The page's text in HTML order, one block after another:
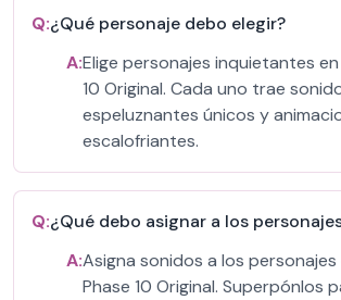
Q:¿Qué personaje debo elegir?
A:Elige personajes inquietantes
10 Original. Cada uno trae
espeluznantes únicos y
escalofriantes.
Q:¿Qué debo asignar a los
A:Asigna sonidos a los personajes
Phase 10 Original. Superpónlos